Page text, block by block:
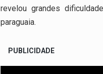
revelou grandes
paraguaia.
PUBLICIDADE